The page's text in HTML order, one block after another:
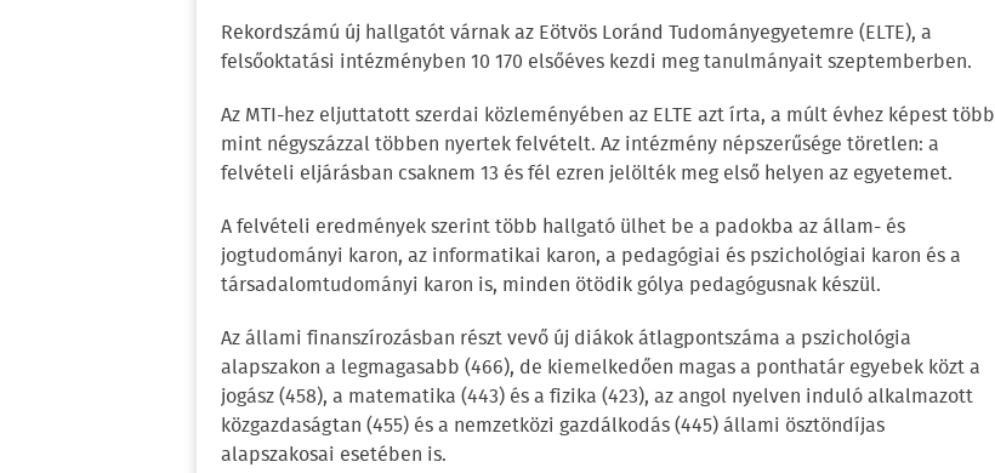
Rekordszámú új hallgatót várnak az Eötvös Loránd Tudományegyetemre (ELTE), a
felsőoktatási intézményben 10 170 elsőéves kezdi meg tanulmányait szeptemberben.
Az MTI-hez eljuttatott szerdai közleményében az ELTE azt írta, a múlt évhez képest több
mint négyszázzal többen nyertek felvételt. Az intézmény népszerűsége töretlen: a
felvételi eljárásban csaknem 13 és fél ezren jelölték meg első helyen az egyetemet.
A felvételi eredmények szerint több hallgató ülhet be a padokba az állam- és
jogtudományi karon, az informatikai karon, a pedagógiai és pszichológiai karon és a
társadalomtudományi karon is, minden ötödik gólya pedagógusnak készül.
Az állami finanszírozásban részt vevő új diákok átlagpontszáma a pszichológia
alapszakon a legmagasabb (466), de kiemelkedően magas a ponthatár egyebek közt a
jogász (458), a matematika (443) és a fizika (423), az angol nyelven induló alkalmazott
közgazdaságtan (455) és a nemzetközi gazdálkodás (445) állami ösztöndíjas
alapszakosai esetében is.